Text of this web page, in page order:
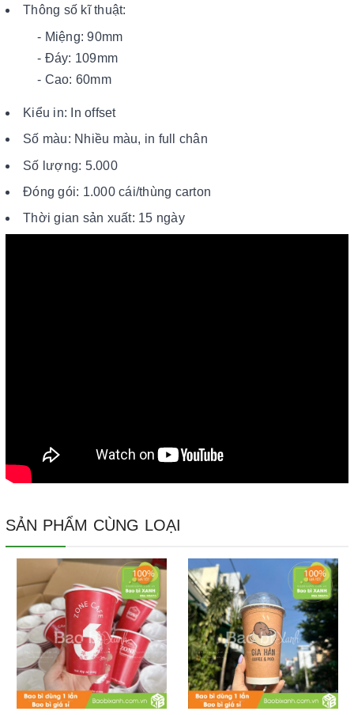
Thông số kĩ thuật:
- Miệng: 90mm
- Đáy: 109mm
- Cao: 60mm
Kiểu in: In offset
Số màu: Nhiều màu, in full chân
Số lượng: 5.000
Đóng gói: 1.000 cái/thùng carton
Thời gian sản xuất: 15 ngày
SẢN PHẨM CÙNG LOẠI